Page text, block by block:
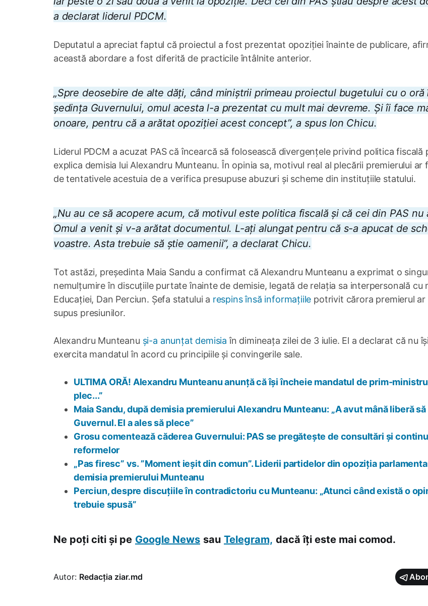
a declarat liderul PDCM.
Deputatul a apreciat faptul că proiectul a fost prezentat opoziției înainte de publicare,
această abordare a fost diferită de practicile întâlnite anterior.
„Spre deosebire de alte dăți, când miniștrii primeau proiectul bugetului cu o oră
ședința Guvernului, omul acesta l-a prezentat cu mult mai devreme. Și îi face
onoare, pentru că a arătat opoziției acest concept”, a spus Ion Chicu.
Liderul PDCM a acuzat PAS că încearcă să folosească divergențele privind politica fiscală
explica demisia lui Alexandru Munteanu. În opinia sa, motivul real al plecării premierului ar
de tentativele acestuia de a verifica presupuse abuzuri și scheme din instituțiile statului.
„Nu au ce să acopere acum, că motivul este politica fiscală și că cei din PAS nu
Omul a venit și v-a arătat documentul. L-ați alungat pentru că s-a apucat de
voastre. Asta trebuie să știe oamenii”, a declarat Chicu.
Tot astăzi, președinta Maia Sandu a confirmat că Alexandru Munteanu a exprimat o
nemulțumire în discuțiile purtate înainte de demisie, legată de relația sa interpersonală cu
Educației, Dan Perciun. Șefa statului a respins însă informațiile potrivit cărora premierul
supus presiunilor.
Alexandru Munteanu și-a anunțat demisia în dimineața zilei de 3 iulie. El a declarat că nu
exercita mandatul în acord cu principiile și convingerile sale.
ULTIMA ORĂ! Alexandru Munteanu anunță că își încheie mandatul de prim-
plec...”
Maia Sandu, după demisia premierului Alexandru Munteanu: „A avut mână liberă
Guvernul. El a ales să plece”
Grosu comentează căderea Guvernului: PAS se pregătește de consultări și
reformelor
„Pas firesc” vs. ”Moment ieșit din comun”. Liderii partidelor din opoziția
demisia premierului Munteanu
Perciun, despre discuțiile în contradictoriu cu Munteanu: „Atunci când există o
trebuie spusă”
Ne poți citi și pe Google News sau Telegram, dacă îți este mai comod.
Autor: Redacția ziar.md